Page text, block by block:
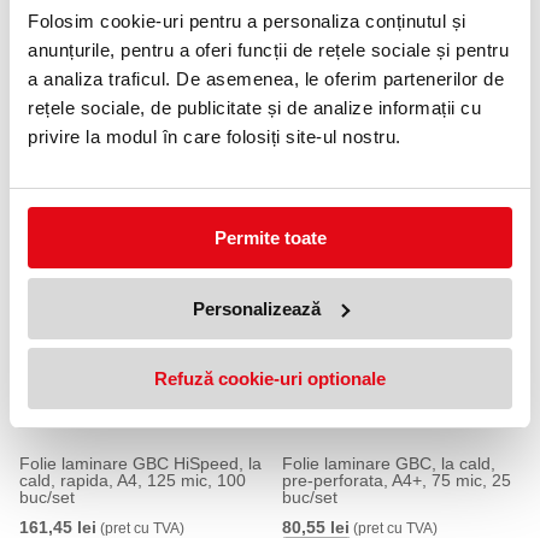
Folosim cookie-uri pentru a personaliza conținutul și
anunțurile, pentru a oferi funcții de rețele sociale și pentru
a analiza traficul. De asemenea, le oferim partenerilor de
rețele sociale, de publicitate și de analize informații cu
privire la modul în care folosiți site-ul nostru.
Permite toate
Personalizează
Refuză cookie-uri optionale
Disponibilă doar în dimensiunea A4, pentru utilizare cu
laminatoare A3
Specificații:
Dimensiune: Format A4
Grosime: 75 microni
Folie laminare GBC HiSpeed, la
cald, rapida, A4, 125 mic, 100
buc/set
161,45 lei (pret cu TVA)
Folie laminare GBC, la cald,
pre-perforata, A4+, 75 mic, 25
buc/set
80,55 lei (pret cu TVA)